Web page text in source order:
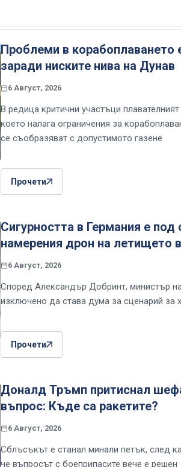
Проблеми в корабоплаването
заради ниските нива на Дунав
6 Август, 2026
В редица критични участъци
което налага ограничения за
се съобразяват с допустимото газене
Прочети
Сигурността в Германия е под
намерения дрон на летището
6 Август, 2026
Според Александър Добринт, министър
изключено да става дума за сценарий за
Прочети
Доналд Тръмп притиснал
въпрос: Къде са ракетите?
6 Август, 2026
Сблъсъкът е станал минали петък, след
че въпросът с боеприпасите вече е решен